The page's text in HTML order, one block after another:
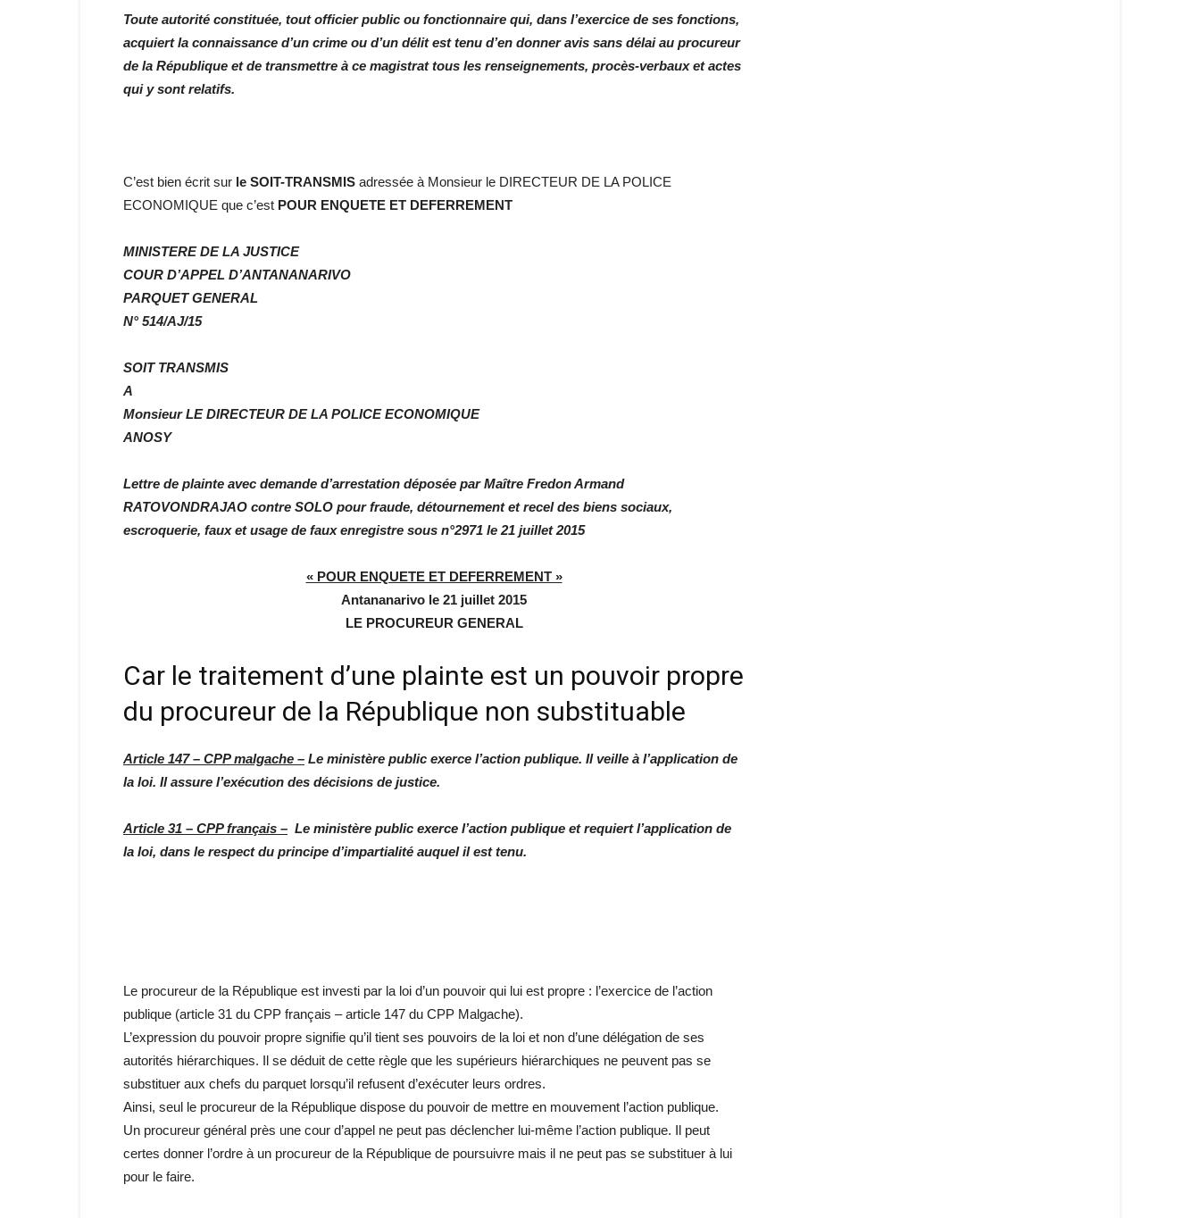
Toute autorité constituée, tout officier public ou fonctionnaire qui, dans l’exercice de ses fonctions,
acquiert la connaissance d’un crime ou d’un délit est tenu d’en donner avis sans délai au procureur
de la République et de transmettre à ce magistrat tous les renseignements, procès-verbaux et actes
qui y sont relatifs.
C’est bien écrit sur le SOIT-TRANSMIS adressée à Monsieur le DIRECTEUR DE LA POLICE
ECONOMIQUE que c’est POUR ENQUETE ET DEFERREMENT
MINISTERE DE LA JUSTICE
COUR D’APPEL D’ANTANANARIVO
PARQUET GENERAL
N° 514/AJ/15
SOIT TRANSMIS
A
Monsieur LE DIRECTEUR DE LA POLICE ECONOMIQUE
ANOSY
Lettre de plainte avec demande d’arrestation déposée par Maître Fredon Armand
RATOVONDRAJAO contre SOLO pour fraude, détournement et recel des biens sociaux,
escroquerie, faux et usage de faux enregistre sous n°2971 le 21 juillet 2015
« POUR ENQUETE ET DEFERREMENT »
Antananarivo le 21 juillet 2015
LE PROCUREUR GENERAL
Car le traitement d’une plainte est un pouvoir propre
du procureur de la République non substituable
Article 147 – CPP malgache – Le ministère public exerce l’action publique. Il veille à l’application de
la loi. Il assure l’exécution des décisions de justice.
Article 31 – CPP français – Le ministère public exerce l’action publique et requiert l’application de
la loi, dans le respect du principe d’impartialité auquel il est tenu.
Le procureur de la République est investi par la loi d’un pouvoir qui lui est propre : l’exercice de l’action
publique (article 31 du CPP français – article 147 du CPP Malgache).
L’expression du pouvoir propre signifie qu’il tient ses pouvoirs de la loi et non d’une délégation de ses
autorités hiérarchiques. Il se déduit de cette règle que les supérieurs hiérarchiques ne peuvent pas se
substituer aux chefs du parquet lorsqu’il refusent d’exécuter leurs ordres.
Ainsi, seul le procureur de la République dispose du pouvoir de mettre en mouvement l’action publique.
Un procureur général près une cour d’appel ne peut pas déclencher lui-même l’action publique. Il peut
certes donner l’ordre à un procureur de la République de poursuivre mais il ne peut pas se substituer à lui
pour le faire.